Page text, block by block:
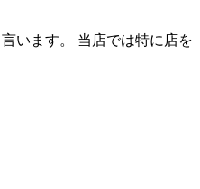
います。 当店では特に店を